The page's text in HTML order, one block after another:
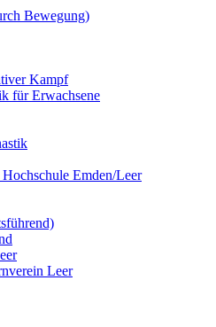
Bewegung)
Kampf
für Erwachsene
Emden/Leer
Leer